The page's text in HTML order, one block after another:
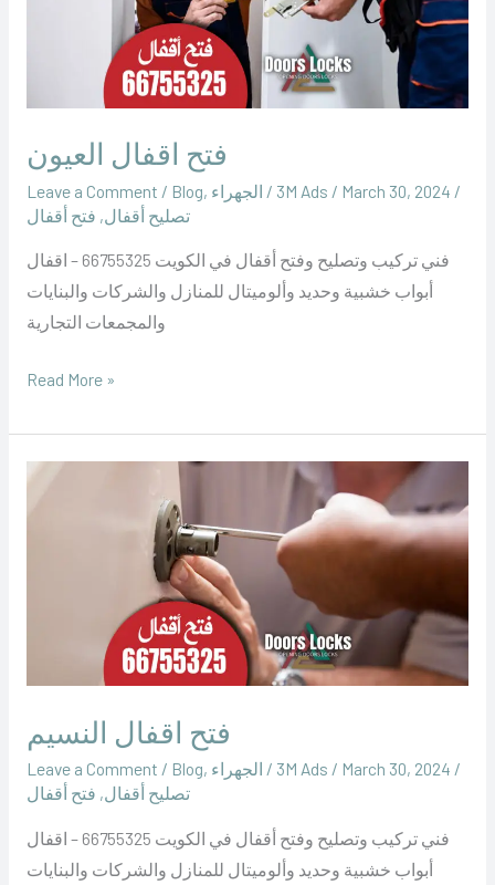
فتح اقفال العيون
Leave a Comment / Blog, الجهراء / / March 30, 2024 /
تصليح أقفال, فتح أقفال
فني تركيب وتصليح وفتح أقفال في الكويت 66755325 – اقفال
أبواب خشبية وحديد وألوميتال للمنازل والشركات والبنايات
والمجمعات التجارية
Read More »
فتح اقفال النسيم
Leave a Comment / Blog, الجهراء / / March 30, 2024 /
تصليح أقفال, فتح أقفال
فني تركيب وتصليح وفتح أقفال في الكويت 66755325 – اقفال
أبواب خشبية وحديد وألوميتال للمنازل والشركات والبنايات
فتح